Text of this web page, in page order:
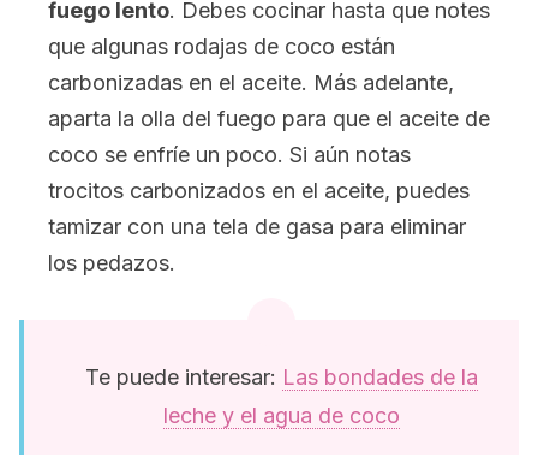
fuego lento. Debes cocinar hasta que notes
que algunas rodajas de coco están
carbonizadas en el aceite. Más adelante,
aparta la olla del fuego para que el aceite de
coco se enfríe un poco. Si aún notas
trocitos carbonizados en el aceite, puedes
tamizar con una tela de gasa para eliminar
los pedazos.
Te puede interesar: Las bondades de la
leche y el agua de coco